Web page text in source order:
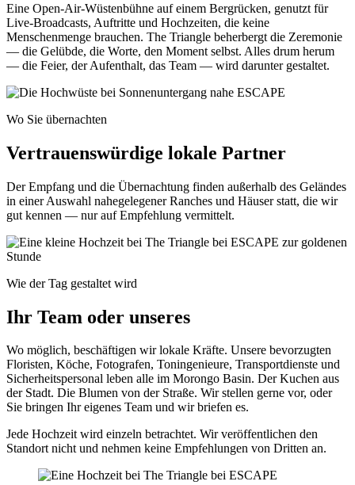
Eine Open-Air-Wüstenbühne auf einem Bergrücken, genutzt für
Live-Broadcasts, Auftritte und Hochzeiten, die keine
Menschenmenge brauchen. The Triangle beherbergt die Zeremonie
— die Gelübde, die Worte, den Moment selbst. Alles drum herum
— die Feier, der Aufenthalt, das Team — wird darunter gestaltet.
Wo Sie übernachten
Vertrauenswürdige lokale Partner
Der Empfang und die Übernachtung finden außerhalb des Geländes
in einer Auswahl nahegelegener Ranches und Häuser statt, die wir
gut kennen — nur auf Empfehlung vermittelt.
Wie der Tag gestaltet wird
Ihr Team oder unseres
Wo möglich, beschäftigen wir lokale Kräfte. Unsere bevorzugten
Floristen, Köche, Fotografen, Toningenieure, Transportdienste und
Sicherheitspersonal leben alle im Morongo Basin. Der Kuchen aus
der Stadt. Die Blumen von der Straße. Wir stellen gerne vor, oder
Sie bringen Ihr eigenes Team und wir briefen es.
Jede Hochzeit wird einzeln betrachtet. Wir veröffentlichen den
Standort nicht und nehmen keine Empfehlungen von Dritten an.